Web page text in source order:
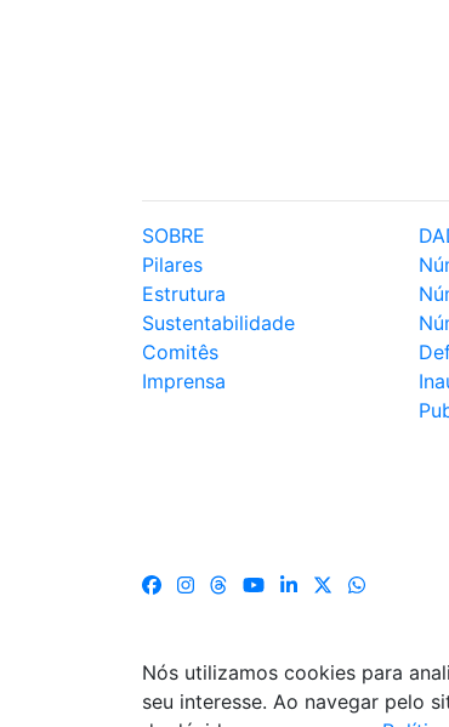
SOBRE
Pilares
Estrutura
Sustentabilidade
Comitês
Imprensa
Nós utilizamos cookies para
seu interesse. Ao navegar pelo